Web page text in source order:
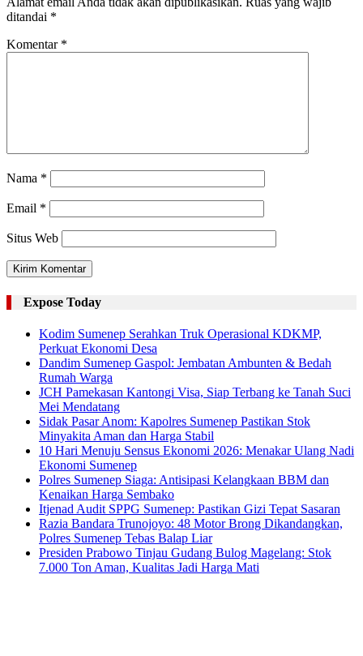
ditandai *
Komentar *
Nama *
Email *
Situs Web
Expose Today
Kodim Sumenep Serahkan Truk Operasional KDKMP,
Perkuat Ekonomi Desa
Dandim Sumenep Gaspol: Jembatan Ambunten & Bedah
Rumah Warga
JCH Pamekasan Kantongi Visa, Siap Terbang ke Tanah Suci
Mei Mendatang
Sidak Pasar Anom: Kapolres Sumenep Pastikan Stok
Minyakita Aman dan Harga Stabil
10 Hari Menuju Sensus Ekonomi 2026: Menakar Ulang Nadi
Ekonomi Sumenep
Polres Sumenep Siaga: Antisipasi Kelangkaan BBM dan
Kenaikan Harga Sembako
Itjenad Audit SPPG Sumenep: Pastikan Gizi Tepat Sasaran
Razia Bandara Trunojoyo: 48 Motor Brong Dikandangkan,
Polres Sumenep Tebas Balap Liar
Presiden Prabowo Tinjau Gudang Bulog Magelang: Stok
7.000 Ton Aman, Kualitas Jadi Harga Mati